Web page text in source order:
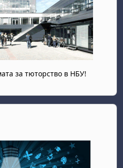
за тюторство в НБУ!